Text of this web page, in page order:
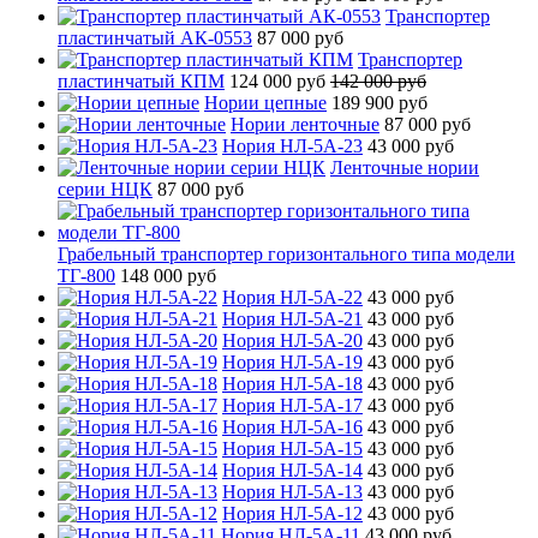
Транспортер
пластинчатый АК-0553 87 000 руб
Транспортер
пластинчатый КПМ 124 000 руб 142 000 руб
Нории цепные 189 900 руб
Нории ленточные 87 000 руб
Нория НЛ-5А-23 43 000 руб
Ленточные нории
серии НЦК 87 000 руб
Грабельный транспортер горизонтального типа модели
ТГ-800 148 000 руб
Нория НЛ-5А-22 43 000 руб
Нория НЛ-5А-21 43 000 руб
Нория НЛ-5А-20 43 000 руб
Нория НЛ-5А-19 43 000 руб
Нория НЛ-5А-18 43 000 руб
Нория НЛ-5А-17 43 000 руб
Нория НЛ-5А-16 43 000 руб
Нория НЛ-5А-15 43 000 руб
Нория НЛ-5А-14 43 000 руб
Нория НЛ-5А-13 43 000 руб
Нория НЛ-5А-12 43 000 руб